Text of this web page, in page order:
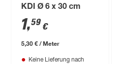
KDI Ø 6 x 30 cm
1,59 €
5,30 € / Meter
Keine Lieferung nach